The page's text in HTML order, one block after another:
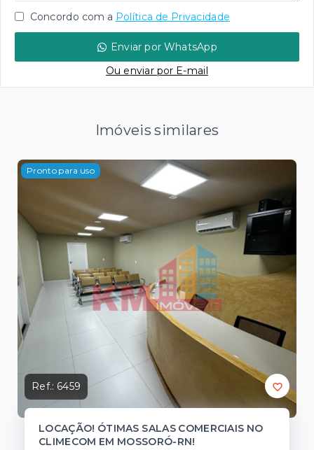
Concordo com a Política de Privacidade
Enviar por WhatsApp
Ou enviar por E-mail
Imóveis similares
Pronto para uso
Ref.: 6459
LOCAÇÃO! ÓTIMAS SALAS COMERCIAIS NO
CLIMECOM EM MOSSORÓ-RN!